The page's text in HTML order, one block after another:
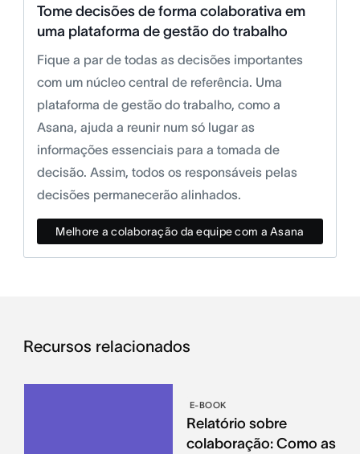
Tome decisões de forma colaborativa em
uma plataforma de gestão do trabalho
Fique a par de todas as decisões importantes
com um núcleo central de referência. Uma
plataforma de gestão do trabalho, como a
Asana, ajuda a reunir num só lugar as
informações essenciais para a tomada de
decisão. Assim, todos os responsáveis pelas
decisões permanecerão alinhados.
Melhore a colaboração da equipe com a Asana
Recursos relacionados
E-BOOK
Relatório sobre
colaboração: Como as